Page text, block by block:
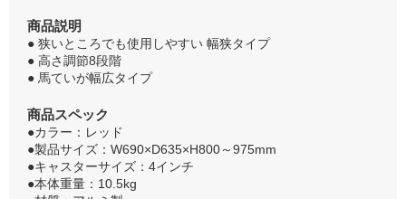
商品説明
● 狭いところでも使用しやすい 幅狭タイプ
● 高さ調節8段階
● 馬ていが幅広タイプ
商品スペック
●カラー：レッド
●製品サイズ：W690×D635×H800～975mm
●キャスターサイズ：4インチ
●本体重量：10.5kg